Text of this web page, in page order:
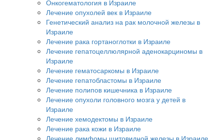
Онкогематология в Израиле
Лечение опухолей век в Израиле
Генетический анализ на рак молочной железы в
Израиле
Лечение рака гортаноглотки в Израиле
Лечение гепатоцеллюлярной аденокарциномы в
Израиле
Лечение гематосаркомы в Израиле
Лечение гепатобластомы в Израиле
Лечение полипов кишечника в Израиле
Лечение опухоли головного мозга у детей в
Израиле
Лечение хемодектомы в Израиле
Лечение рака кожи в Израиле